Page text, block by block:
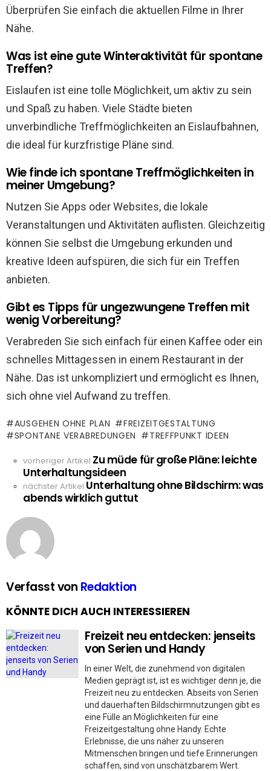
Überprüfen Sie einfach die aktuellen Filme in Ihrer
Nähe.
Was ist eine gute Winteraktivität für spontane
Treffen?
Eislaufen ist eine tolle Möglichkeit, um aktiv zu sein
und Spaß zu haben. Viele Städte bieten
unverbindliche Treffmöglichkeiten an Eislaufbahnen,
die ideal für kurzfristige Pläne sind.
Wie finde ich spontane Treffmöglichkeiten in
meiner Umgebung?
Nutzen Sie Apps oder Websites, die lokale
Veranstaltungen und Aktivitäten auflisten. Gleichzeitig
können Sie selbst die Umgebung erkunden und
kreative Ideen aufspüren, die sich für ein Treffen
anbieten.
Gibt es Tipps für ungezwungene Treffen mit
wenig Vorbereitung?
Verabreden Sie sich einfach für einen Kaffee oder ein
schnelles Mittagessen in einem Restaurant in der
Nähe. Das ist unkompliziert und ermöglicht es Ihnen,
sich ohne viel Aufwand zu treffen.
AUSGEHEN OHNE PLAN
FREIZEITGESTALTUNG
SPONTANE VERABREDUNGEN
TREFFPUNKT IDEEN
See
more
vorheriger Artikel Zu müde für große Pläne: leichte
Unterhaltungsideen
nächster Artikel Unterhaltung ohne Bildschirm: was
abends wirklich guttut
Verfasst von Redaktion
KÖNNTE DICH AUCH INTERESSIEREN
Freizeit neu entdecken: jenseits
von Serien und Handy
In einer Welt, die zunehmend von digitalen
Medien geprägt ist, ist es wichtiger denn je, die
Freizeit neu zu entdecken. Abseits von Serien
und dauerhaften Bildschirmnutzungen gibt es
eine Fülle an Möglichkeiten für eine
Freizeitgestaltung ohne Handy. Echte
Erlebnisse, die uns näher zu unseren
Mitmenschen bringen und tiefe Erinnerungen
schaffen, sind von unschätzbarem Wert.